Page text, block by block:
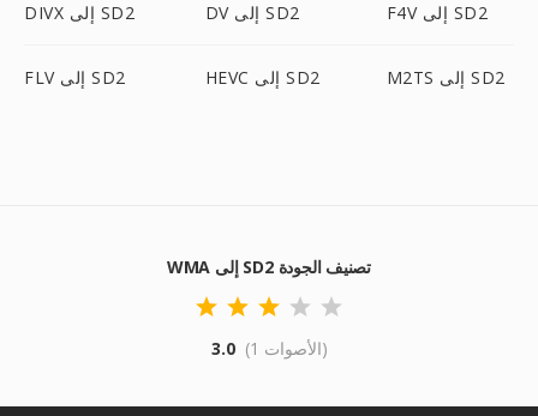
DIVX إلى SD2 DV إلى SD2 F4V إلى SD2
FLV إلى SD2 HEVC إلى SD2 M2TS إلى SD2
WMA إلى SD2 تصنيف الجودة
3.0 (1 الأصوات)